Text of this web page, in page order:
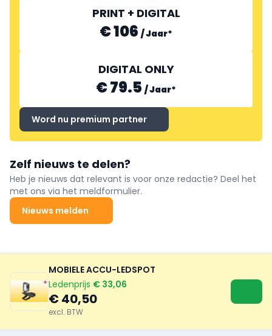
PRINT + DIGITAL
€ 106 /Jaar*
DIGITAL ONLY
€ 79.5 /Jaar*
Word nu premium partner
Zelf nieuws te delen?
Heb je nieuws dat relevant is voor onze redactie? Deel het
met ons via het meldformulier.
Nieuws melden
MOBIELE ACCU-LEDSPOT
Ledenprijs € 33,06
€ 40,50
excl. BTW